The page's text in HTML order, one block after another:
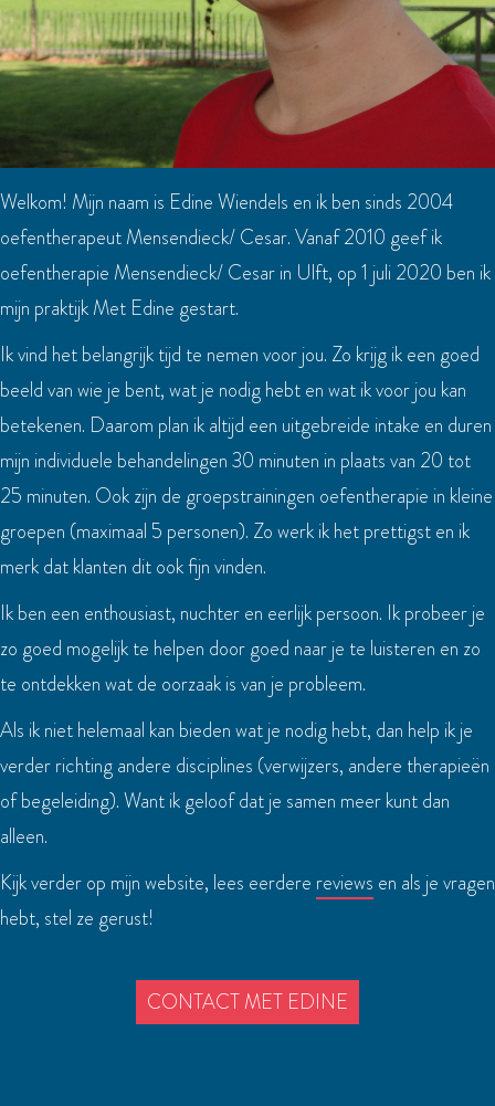
Welkom! Mijn naam is Edine Wiendels en ik ben sinds 2004
oefentherapeut Mensendieck/ Cesar. Vanaf 2010 geef ik
oefentherapie Mensendieck/ Cesar in Ulft, op 1 juli 2020 ben ik
mijn praktijk Met Edine gestart.
Ik vind het belangrijk tijd te nemen voor jou. Zo krijg ik een goed
beeld van wie je bent, wat je nodig hebt en wat ik voor jou kan
betekenen. Daarom plan ik altijd een uitgebreide intake en duren
mijn individuele behandelingen 30 minuten in plaats van 20 tot
25 minuten. Ook zijn de groepstrainingen oefentherapie in kleine
groepen (maximaal 5 personen). Zo werk ik het prettigst en ik
merk dat klanten dit ook fijn vinden.
Ik ben een enthousiast, nuchter en eerlijk persoon. Ik probeer je
zo goed mogelijk te helpen door goed naar je te luisteren en zo
te ontdekken wat de oorzaak is van je probleem.
Als ik niet helemaal kan bieden wat je nodig hebt, dan help ik je
verder richting andere disciplines (verwijzers, andere therapieën
of begeleiding). Want ik geloof dat je samen meer kunt dan
alleen.
Kijk verder op mijn website, lees eerdere reviews en als je vragen
hebt, stel ze gerust!
CONTACT MET EDINE